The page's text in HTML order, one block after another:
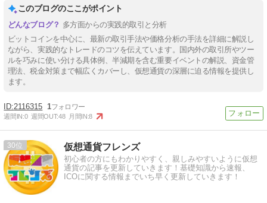
このブログのここがポイント
多方面からの実践的取引と分析
ビットコインを中心に、最新の取引手法や価格分析の手法を詳細に解説し
ながら、実践的なトレードのコツを伝えています。国内外の取引所やツー
ルを巧みに使い分ける具体例、半減期を含む重要イベントの解説、資金管
理法、税金対策まで幅広くカバーし、仮想通貨の深層に迫る情報を提供し
ます。
2116315 1
週間IN:0 週間OUT:48 月間IN:8
30 仮想通貨フレンズ
初心者の方にもわかりやすく、親しみやすいように仮想
通貨の記事を更新していきます！基礎知識から速報、
ICOに関する情報までいち早く更新していきます！